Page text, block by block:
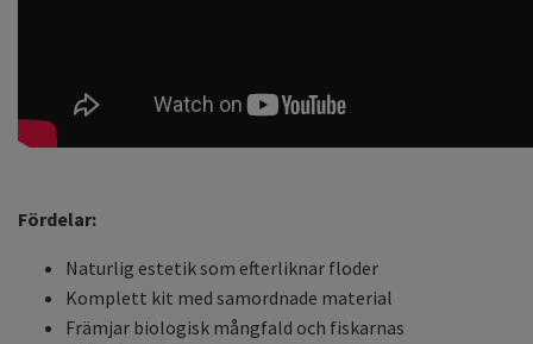
Fördelar:
Naturlig estetik som efterliknar floder
Komplett kit med samordnade material
Främjar biologisk mångfald och fiskarnas